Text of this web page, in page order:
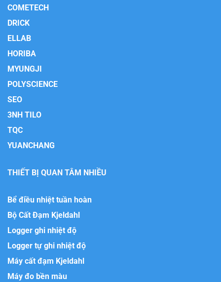
COMETECH
DRICK
ELLAB
HORIBA
MYUNGJI
POLYSCIENCE
SEO
3NH TILO
TQC
YUANCHANG
THIẾT BỊ QUAN TÂM NHIỀU
Bể điều nhiệt tuần hoàn
Bộ Cất Đạm Kjeldahl
Logger ghi nhiệt độ
Logger tự ghi nhiệt độ
Máy cất đạm Kjeldahl
Máy đo bền màu